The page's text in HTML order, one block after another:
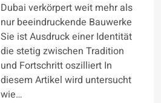
Dubai verkörpert weit mehr als
nur beeindruckende Bauwerke
Sie ist Ausdruck einer Identität
die stetig zwischen Tradition
und Fortschritt oszilliert In
diesem Artikel wird untersucht
wie…